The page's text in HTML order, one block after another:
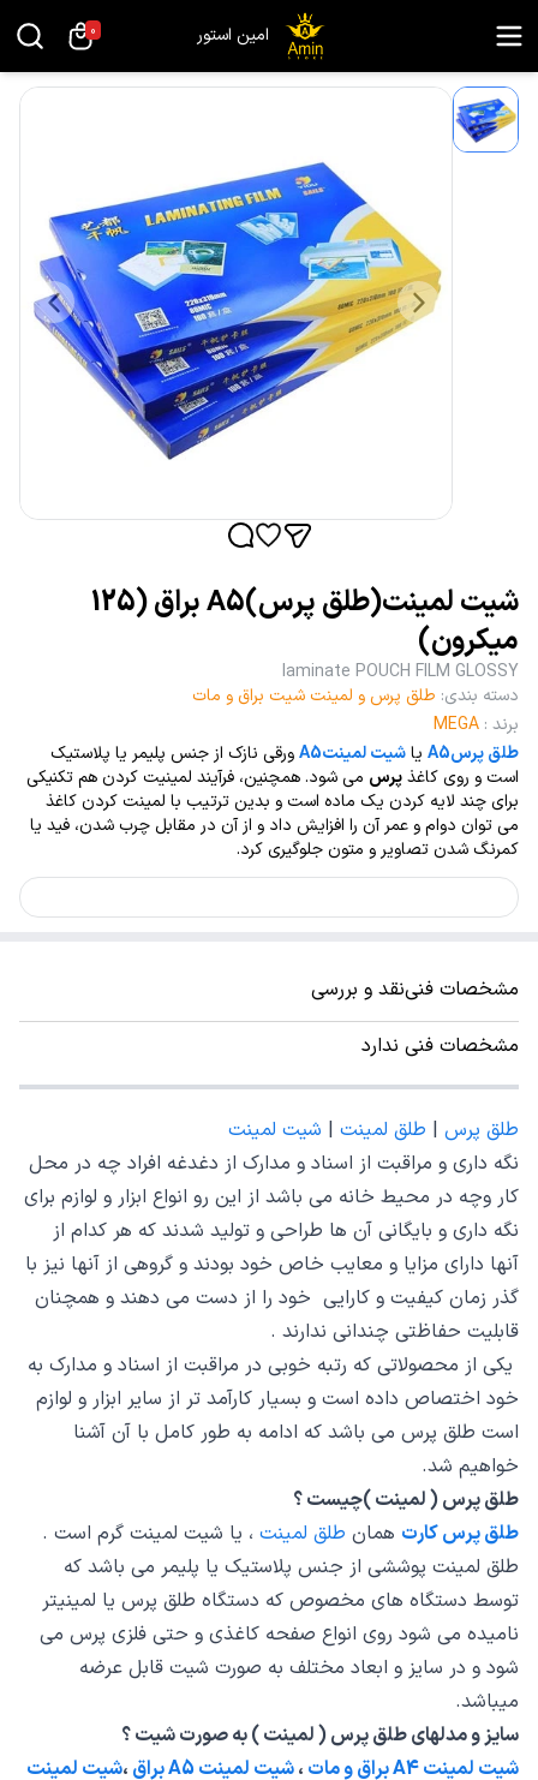
امین استور 0
شیت لمینت(طلق پرس)A5 براق (125
میکرون)
laminate POUCH FILM GLOSSY
دسته بندی: طلق پرس و لمینت شیت براق و مات
برند :
MEGA
طلق پرسA5
یاشیت لمینتA5
ورقی نازک از جنس پلیمر یا پلاستیک
است و روی کاغذپرس می شود. همچنین، فرآیند لمینیت کردن هم تکنیکی
برای چند لایه کردن یک ماده است و بدین ترتیب با لمینت کردن کاغذ
می توان دوام و عمر آن را افزایش داد و از آن در مقابل چرب شدن، فید یا
کمرنگ شدن تصاویر و متون جلوگیری کرد.
مشخصات فنینقد و بررسی
مشخصات فنی ندارد
طلق پرس | طلق لمینت | شیت لمینت
نگه داری و مراقبت از اسناد و مدارک از دغدغه افراد چه در محل
کار وچه در محیط خانه می باشد از این رو انواع ابزار و لوازم برای
نگه داری و بایگانی آن ها طراحی و تولید شدند که هر کدام از
آنها دارای مزایا و معایب خاص خود بودند و گروهی از آنها نیز با
گذر زمان کیفیت و کارایی خود را از دست می دهند و همچنان
قابلیت حفاظتی چندانی ندارند .
یکی از محصولاتی که رتبه خوبی در مراقبت از اسناد و مدارک به
خود اختصاص داده است و بسیار کارآمد تر از سایر ابزار و لوازم
است طلق پرس می باشد که ادامه به طور کامل با آن آشنا
خواهیم شد.
طلق پرس ( لمینت )چیست ؟
طلق پرس کارت همان طلق لمینت ، یا شیت لمینت گرم است .
طلق لمینت پوششی از جنس پلاستیک یا پلیمر می باشد که
توسط دستگاه های مخصوص که دستگاه طلق پرس یا لمینیتر
نامیده می شود روی انواع صفحه کاغذی و حتی فلزی پرس می
شود و در سایز و ابعاد مختلف به صورت شیت قابل عرضه
میباشد.
سایز و مدلهای طلق پرس ( لمینت ) به صورت شیت ؟
شیت لمینت A4 براق و مات
،شیت لمینت A5 براق ،شیت لمینت